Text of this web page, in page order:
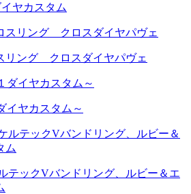
ヤカスタム
リング クロスダイヤパヴェ
イヤカスタム～
テックVバンドリング、ルビー＆エ